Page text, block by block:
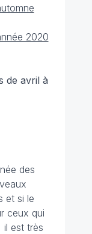
2020
de avril à
des
et si le
ceux qui
il est très